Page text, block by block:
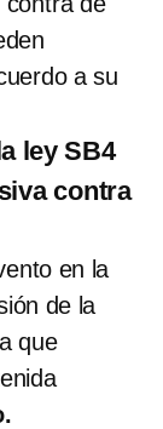
a su
ley SB4
contra
en la
de la
que